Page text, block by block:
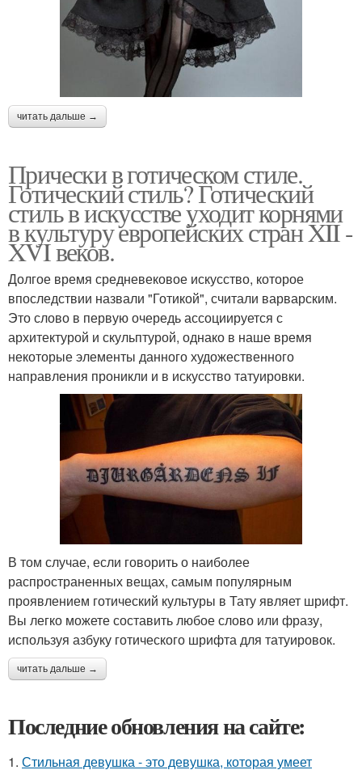
читать дальше →
Прически в готическом стиле.
Готический стиль? Готический
стиль в искусстве уходит корнями
в культуру европейских стран XII -
XVI веков.
Долгое время средневековое искусство, которое
впоследствии назвали "Готикой", считали варварским.
Это слово в первую очередь ассоциируется с
архитектурой и скульптурой, однако в наше время
некоторые элементы данного художественного
направления проникли и в искусство татуировки.
В том случае, если говорить о наиболее
распространенных вещах, самым популярным
проявлением готический культуры в Тату являет шрифт.
Вы легко можете составить любое слово или фразу,
используя азбуку готического шрифта для татуировок.
читать дальше →
Последние обновления на сайте:
1. Стильная девушка - это девушка, которая умеет